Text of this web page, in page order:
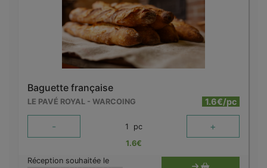
Baguette française
LE PAVÉ ROYAL - WARCOING 1.6€/pc
- 1 pc +
1.6€
Réception souhaitée le